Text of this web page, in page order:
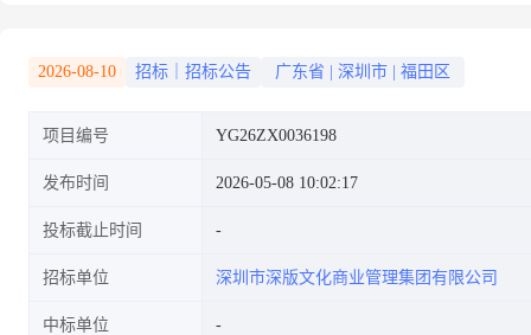
2026-08-10 招标｜招标公告 广东省 深圳市 福田区
项目编号 YG26ZX0036198
发布时间 2026-05-08 10:02:17
投标截止时间
招标单位 深圳市深版文化商业管理集团有限公司
中标单位